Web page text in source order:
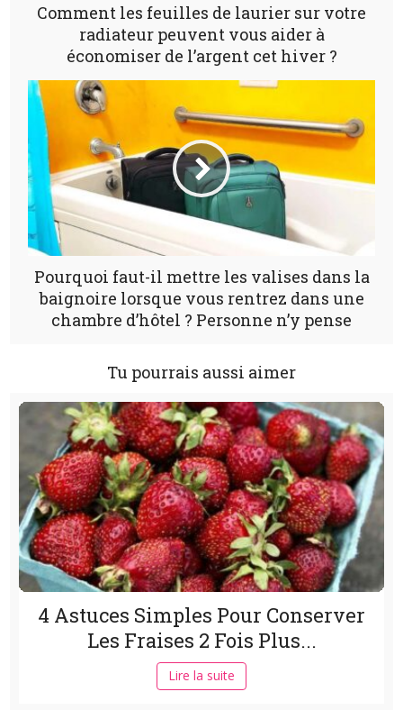
Comment les feuilles de laurier sur votre
radiateur peuvent vous aider à
économiser de l’argent cet hiver ?
Pourquoi faut-il mettre les valises dans la
baignoire lorsque vous rentrez dans une
chambre d’hôtel ? Personne n’y pense
Tu pourrais aussi aimer
4 Astuces Simples Pour Conserver
Les Fraises 2 Fois Plus...
Lire la suite